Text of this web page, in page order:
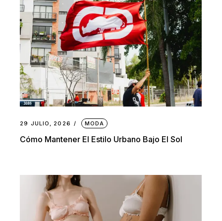
29 JULIO, 2026 MODA
Cómo Mantener El Estilo Urbano Bajo El Sol